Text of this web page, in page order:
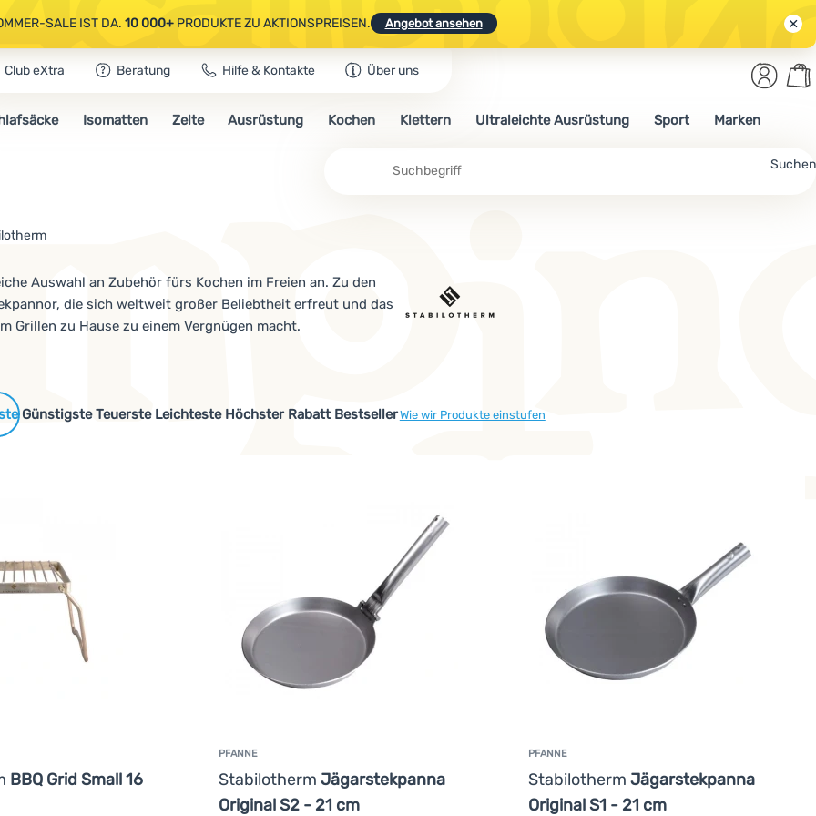
SALE IST DA. 10 000+PRODUKTE ZU AKTIONSPREISEN. Angebot ansehen
CAMPING- & WANDERAUSRÜSTUNG.CODE OUT10 NUTZEN.
SALE IST DA.10 000+PRODUKTE ZU AKTIONSPREISEN. Angebot ansehen
Club eXtra Beratung Hilfe & Kontakte Über uns
Suchen
Anmelden
Isomatten Zelte Ausrüstung Kochen Klettern Ultraleichte Ausrüstung Sport Marken
Auswahl an Zubehör fürs Kochen im Freien an. Zu den
die sich weltweit großer Beliebtheit erfreut und das
Grillen zu Hause zu einem Vergnügen macht.
Günstigste Teuerste Leichteste Höchster Rabatt BestsellerWie wir Produkte einstufen
Produkte
BBQ Grid Small 16
PFANNE
Stabilotherm Jägarstekpanna
Original S2 - 21 cm
PFANNE
StabilothermJägarstekpanna
Original S1 - 21 cm